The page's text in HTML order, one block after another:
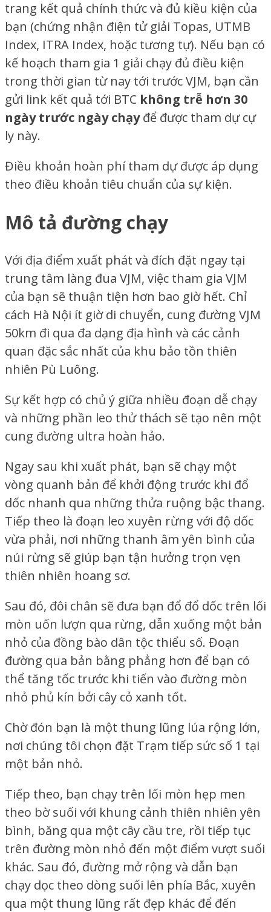
trang kết quả chính thức và đủ kiều kiện của
bạn (chứng nhận điện tử giải Topas, UTMB
Index, ITRA Index, hoặc tương tự). Nếu bạn có
kế hoạch tham gia 1 giải chạy đủ điều kiện
trong thời gian từ nay tới trước VJM, bạn cần
gửi link kết quả tới BTC không trễ hơn 30
ngày trước ngày chạyđể được tham dự cự
ly này.
Điều khoản hoàn phí tham dự được áp dụng
theo điều khoản tiêu chuẩn của sự kiện.
Mô tả đường chạy​
Với địa điểm xuất phát và đích đặt ngay tại
trung tâm làng đua VJM, việc tham gia VJM
của bạn sẽ thuận tiện hơn bao giờ hết. Chỉ
cách Hà Nội ít giờ di chuyển, cung đường VJM
50km đi qua đa dạng địa hình và các cảnh
quan đặc sắc nhất của khu bảo tồn thiên
nhiên Pù Luông.
Sự kết hợp có chủ ý giữa nhiều đoạn dễ chạy
và những phần leo thử thách sẽ tạo nên một
cung đường ultra hoàn hảo.
Ngay sau khi xuất phát, bạn sẽ chạy một
vòng quanh bản để khởi động trước khi đổ
dốc nhanh qua những thửa ruộng bậc thang.
Tiếp theo là đoạn leo xuyên rừng với độ dốc
vừa phải, nơi những thanh âm yên bình của
núi rừng sẽ giúp bạn tận hưởng trọn vẹn
thiên nhiên hoang sơ.
Sau đó, đôi chân sẽ đưa bạn đổ đổ dốc trên lối
mòn uốn lượn qua rừng, dẫn xuống một bản
nhỏ của đồng bào dân tộc thiểu số. Đoạn
đường qua bản bằng phẳng hơn để bạn có
thể tăng tốc trước khi tiến vào đường mòn
nhỏ phủ kín bởi cây cỏ xanh tốt.
Chờ đón bạn là một thung lũng lúa rộng lớn,
nơi chúng tôi chọn đặt Trạm tiếp sức số 1 tại
một bản nhỏ.
Tiếp theo, bạn chạy trên lối mòn hẹp men
theo bờ suối với khung cảnh thiên nhiên yên
bình, băng qua một cây cầu tre, rồi tiếp tục
trên đường mòn nhỏ đến một điểm vượt suối
khác. Sau đó, đường mở rộng và dẫn bạn
chạy dọc theo dòng suối lên phía Bắc, xuyên
qua một thung lũng rất đẹp khác để đến